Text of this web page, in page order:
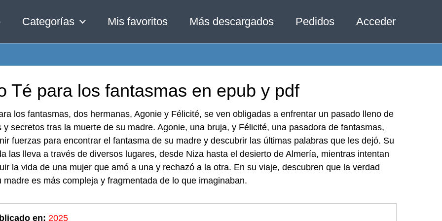
Categorías Mis favoritos Más descargados Pedidos Acceder
Té para los fantasmas en epub y pdf
los fantasmas, dos hermanas, Agonie y Félicité, se ven obligadas a enfrentar un pasado lleno de
y secretos tras la muerte de su madre. Agonie, una bruja, y Félicité, una pasadora de fantasmas,
fuerzas para encontrar el fantasma de su madre y descubrir las últimas palabras que les dejó. Su
las lleva a través de diversos lugares, desde Niza hasta el desierto de Almería, mientras intentan
la vida de una mujer que amó a una y rechazó a la otra. En su viaje, descubren que la verdad
madre es más compleja y fragmentada de lo que imaginaban.
en: 2025